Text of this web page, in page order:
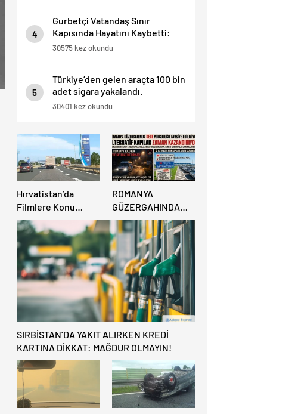
4
Gurbetçi Vatandaş Sınır
Kapısında Hayatını Kaybetti:
“İnsan Hayatı Bu Kadar Ucuz
30575 kez okundu
5
Türkiye’den gelen araçta 100 bin
adet sigara yakalandı.
30401 kez okundu
Hırvatistan’da
Filmlere Konu
Olacak İzin
Hikayesi:
Benzinlikte Eşini
Unuttu!
ROMANYA
GÜZERGAHINDA
GECE YOLCULUĞU
TAVSİYE
EDİLMİYOR:
ALTERNATİF
KAPILAR ZAMAN
KAZANDIRIYOR!
SIRBİSTAN’DA YAKIT ALIRKEN KREDİ
KARTINA DİKKAT: MAĞDUR OLMAYIN!